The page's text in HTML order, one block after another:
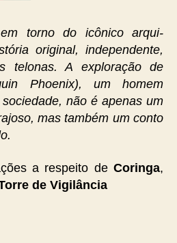
torno do icônico arqui-
original, independente,
telonas. A exploração de
Phoenix), um homem
não é apenas um
mas também um conto
a respeito de Coringa,
de Vigilância